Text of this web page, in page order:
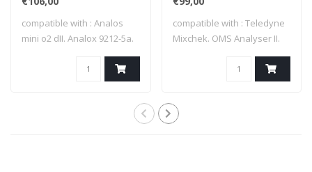
compatible with : Analos
mini o2 dII. Analox 9212-5a.
compatible with : Teledyne
Mixchek. OMS Analyser II.